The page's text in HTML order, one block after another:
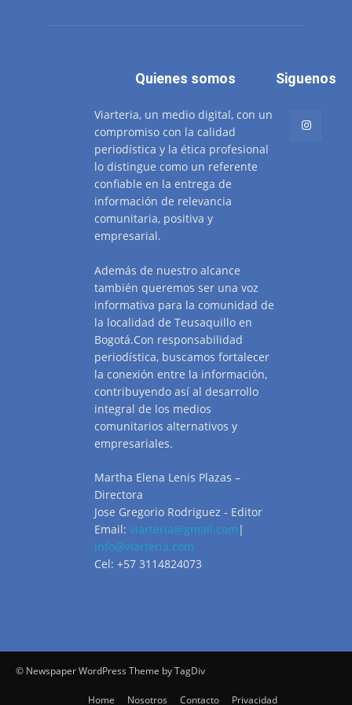
Quienes somos
Viarteria, un medio digital, con un
compromiso con la calidad
periodística y la ética profesional
lo distingue como un referente
confiable en la entrega de
información de relevancia
comunitaria, positiva y
empresarial.
Además de nuestro alcance
también queremos ser una voz
informativa para la comunidad de
la localidad de Teusaquillo en
Bogotá.Con responsabilidad
periodística, buscamos fortalecer
la conexión entre la información,
contribuyendo así al desarrollo
integral de los medios
comunitarios alternativos y
empresariales.
Martha Elena Lenis Plazas –
Directora
Jose Gregorio Rodriguez - Editor
Email: viarteria@gmail.com |
info@viarteria.com
Cel: +57 3114824073
Siguenos
© Newspaper WordPress Theme by TagDiv
Home Nosotros Contacto Privacidad